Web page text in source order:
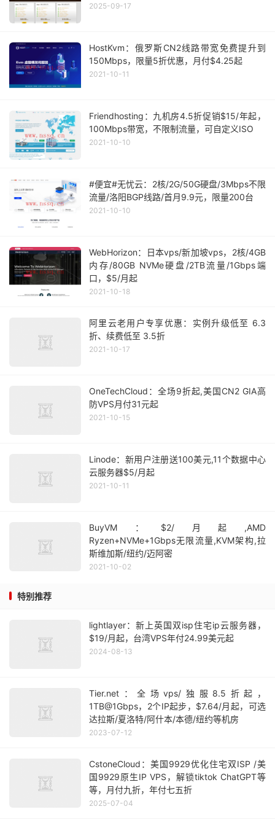
2025-09-17
HostKvm：俄罗斯CN2线路带宽免费提升到
150Mbps，限量5折优惠，月付$4.25起
2021-10-11
Friendhosting：九机房4.5折促销$15/年起，
100Mbps带宽，不限制流量，可自定义ISO
2021-10-10
#便宜#无忧云：2核/2G/50G硬盘/3Mbps不限
流量/洛阳BGP线路/首月9.9元，限量200台
2021-10-10
WebHorizon：日本vps/新加坡vps，2核/4GB
内存/80GB NVMe硬盘/2TB流量/1Gbps端
口，$5/月起
2021-10-18
阿里云老用户专享优惠：实例升级低至 6.3
折、续费低至 3.5折
2021-10-17
OneTechCloud：全场9折起,美国CN2 GIA高
防VPS月付31元起
2021-10-15
Linode：新用户注册送100美元,11个数据中心
云服务器$5/月起
2021-10-11
BuyVM：$2/月起,AMD
Ryzen+NVMe+1Gbps无限流量,KVM架构,拉
斯维加斯/纽约/迈阿密
2021-10-02
特别推荐
lightlayer：新上英国双isp住宅ip云服务器，
$19/月起，台湾VPS年付24.99美元起
2024-08-13
Tier.net：全场vps/独服8.5折起，
1TB@1Gbps，2个IP起步，$7.64/月起，可选
达拉斯/夏洛特/阿什本/本德/纽约等机房
2023-07-12
CstoneCloud：美国9929优化住宅双ISP /美
国9929原生IP VPS，解锁tiktok ChatGPT等
等，月付九折，年付七五折
2025-07-04